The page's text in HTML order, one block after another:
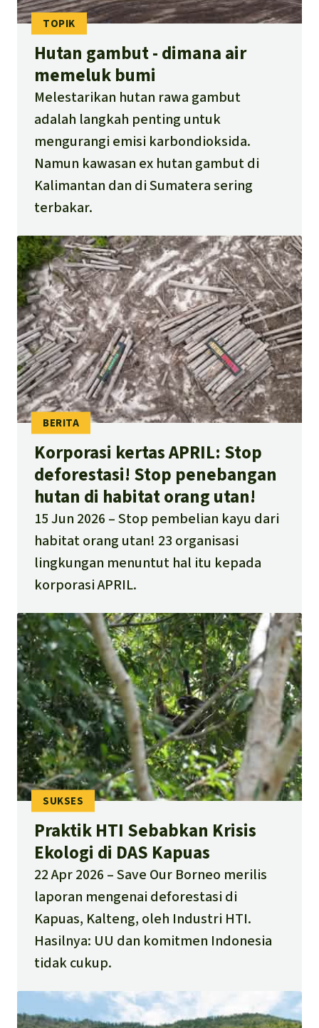
Hutan gambut - dimana air
memeluk bumi
Melestarikan hutan rawa gambut
adalah langkah penting untuk
mengurangi emisi karbondioksida.
Namun kawasan ex hutan gambut di
Kalimantan dan di Sumatera sering
terbakar.
Korporasi kertas APRIL: Stop
deforestasi! Stop penebangan
hutan di habitat orang utan!
15 Jun 2026
Stop pembelian kayu dari
habitat orang utan! 23 organisasi
lingkungan menuntut hal itu kepada
korporasi APRIL.
Praktik HTI Sebabkan Krisis
Ekologi di DAS Kapuas
22 Apr 2026
Save Our Borneo merilis
laporan mengenai deforestasi di
Kapuas, Kalteng, oleh Industri HTI.
Hasilnya: UU dan komitmen Indonesia
tidak cukup.